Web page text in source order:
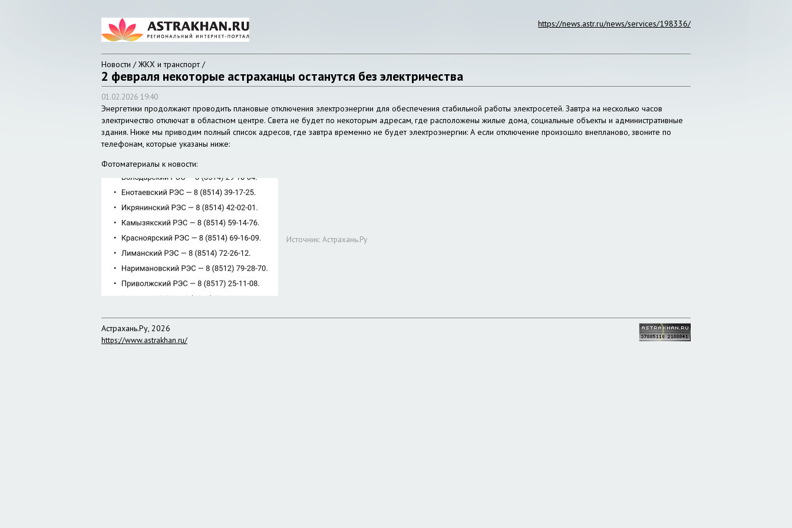
https://news.astr.ru/news/services/198336/
Новости / ЖКХ и транспорт /
2 февраля некоторые астраханцы останутся без электричества
01.02.2026 19:40
Энергетики продолжают проводить плановые отключения электроэнергии для обеспечения стабильной работы электросетей. Завтра на несколько часов
электричество отключат в областном центре. Света не будет по некоторым адресам, где расположены жилые дома, социальные объекты и административные
здания. Ниже мы приводим полный список адресов, где завтра временно не будет электроэнергии: А если отключение произошло внепланово, звоните по
телефонам, которые указаны ниже:
Фотоматериалы к новости:
Источник: Астрахань.Ру
Астрахань.Ру, 2026
https://www.astrakhan.ru/